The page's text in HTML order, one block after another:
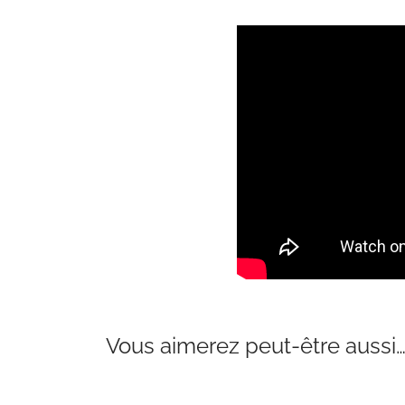
Vous aimerez peut-être aussi…